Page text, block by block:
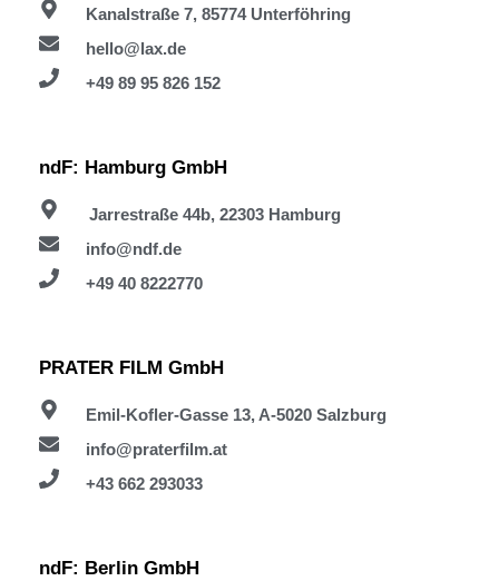
Kanalstraße 7, 85774 Unterföhring
hello@lax.de
+49 89 95 826 152
ndF: Hamburg GmbH
Jarrestraße 44b, 22303 Hamburg
info@ndf.de
+49 40 8222770
PRATER FILM GmbH
Emil-Kofler-Gasse 13, A-5020 Salzburg
info@praterfilm.at
+43 662 293033
ndF: Berlin GmbH